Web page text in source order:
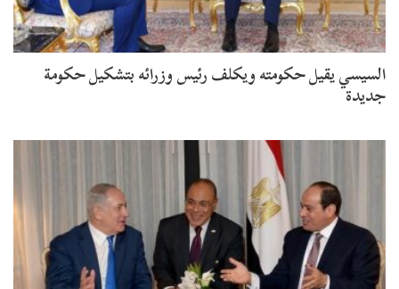
السيسي يقيل حكومته ويكلف رئيس وزرائه بتشكيل حكومة
جديدة